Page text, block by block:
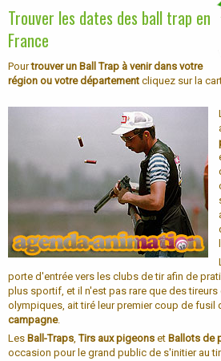
Trouver les dates des ball trap en
France
Pourtrouver un Ball Trap à venir dans votre
région ou votre département cliquez sur la
porte d'entrée vers les clubs de tir afin de
plus sportif, et il n'est pas rare que des
olympiques, ait tiré leur premier coup de fusil
campagne.
Les Ball-Traps ,Tirs aux pigeons et Ballots de
occasion pour le grand public de s'initier au